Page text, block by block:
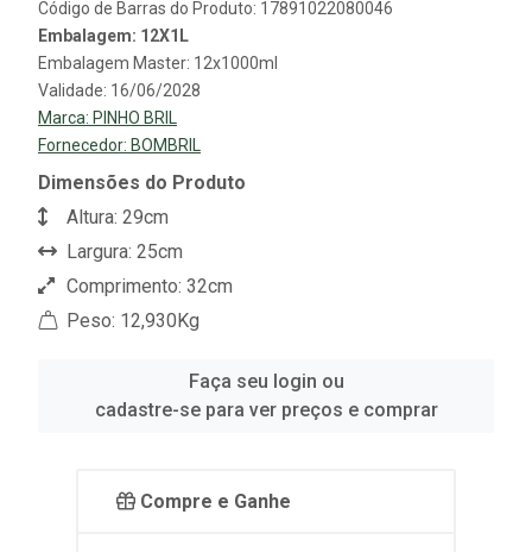
Código de Barras do Produto: 17891022080046
Embalagem: 12X1L
Embalagem Master: 12x1000ml
Validade: 16/06/2028
Marca: PINHO BRIL
Fornecedor: BOMBRIL
Dimensões do Produto
Altura: 29cm
Largura: 25cm
Comprimento: 32cm
Peso: 12,930Kg
Faça seu login ou
cadastre-se para ver preços e comprar
Compre e Ganhe